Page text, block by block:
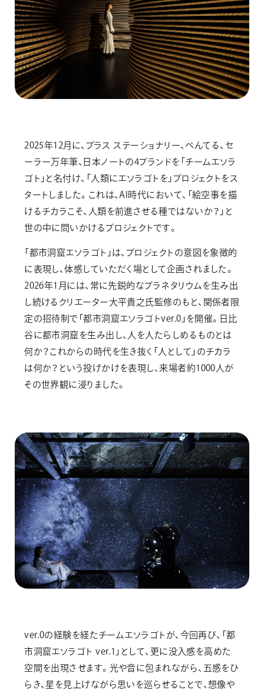
2025年12月に、プラス ステーショナリー、ぺんてる、セ
ーラー万年筆、日本ノートの4ブランドを「チームエソラ
ゴト」と名付け、「人類にエソラゴトを」プロジェクトをス
タートしました。これは、AI時代において、「絵空事を描
けるチカラこそ、人類を前進させる種ではないか？」と
世の中に問いかけるプロジェクトです。
「都市洞窟エソラゴト」は、プロジェクトの意図を象徴的
に表現し、体感していただく場として企画されました。
2026年1月には、常に先鋭的なプラネタリウムを生み出
し続けるクリエーター大平貴之氏監修のもと、関係者限
定の招待制で「都市洞窟エソラゴトver.0」を開催。日比
谷に都市洞窟を生み出し、人を人たらしめるものとは
何か？これからの時代を生き抜く「人として」のチカラ
は何か？という投げかけを表現し、来場者約1000人が
その世界観に浸りました。
ver.0の経験を経たチームエソラゴトが、今回再び、「都
市洞窟エソラゴト ver.1」として、更に没入感を高めた
空間を出現させます。光や音に包まれながら、五感をひ
らき、星を見上げながら思いを巡らせることで、想像や